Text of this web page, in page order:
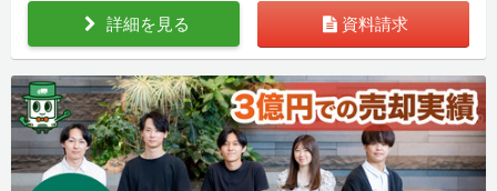
詳細を見る 資料請求